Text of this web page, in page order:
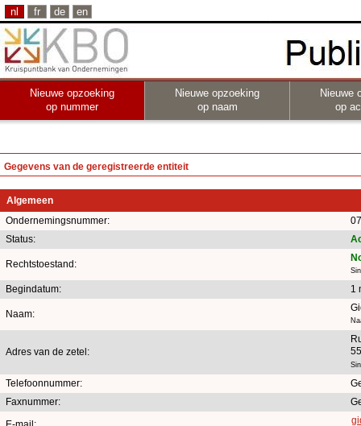
nl fr de en
Nieuwe opzoeking
op nummer
Nieuwe opzoeking
op naam
Nieuwe
op
Gegevens van de geregistreerde entiteit
Algemeen
Ondernemingsnummer:
Status:
Rechtstoestand:
Begindatum: 1
Naam:
Adres van de zetel:
Telefoonnummer:
Faxnummer: